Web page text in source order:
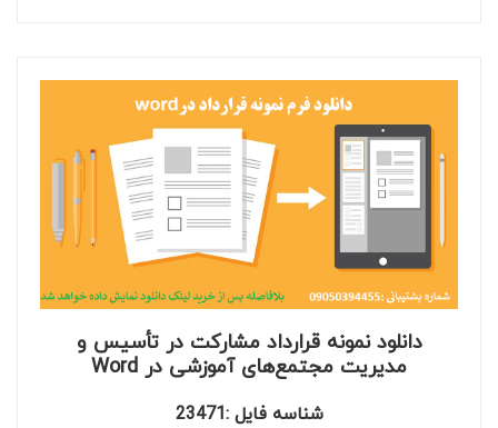
دانلود نمونه قرارداد مشارکت در تأسیس و
مدیریت مجتمع‌های آموزشی در Word
شناسه فایل :23471